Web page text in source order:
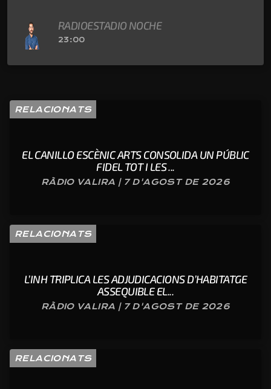
RADIOESTADIO NOCHE
23:00
RELACIONATS
EL CANILLO ESCÈNIC ARTS CONSOLIDA UN PÚBLIC
FIDEL TOT I LES ...
RÀDIO VALIRA | 7 D'AGOST DE 2026
RELACIONATS
L’INH TRIPLICA LES ADJUDICACIONS D’HABITATGE
ASSEQUIBLE EL...
RÀDIO VALIRA | 7 D'AGOST DE 2026
RELACIONATS